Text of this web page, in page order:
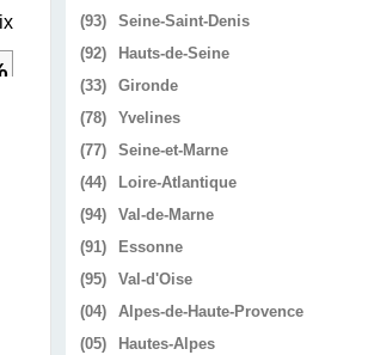
(93)
Seine-Saint-Denis
(92)
Hauts-de-Seine
(33)
Gironde
(78)
Yvelines
(77)
Seine-et-Marne
(44)
Loire-Atlantique
(94)
Val-de-Marne
(91)
Essonne
(95)
Val-d'Oise
(04)
Alpes-de-Haute-Provence
(05)
Hautes-Alpes